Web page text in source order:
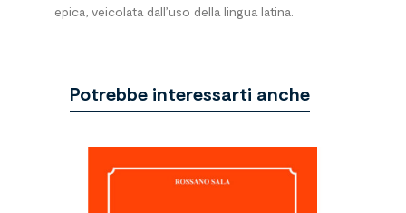
epica, veicolata dall’uso della lingua latina.
Potrebbe interessarti anche